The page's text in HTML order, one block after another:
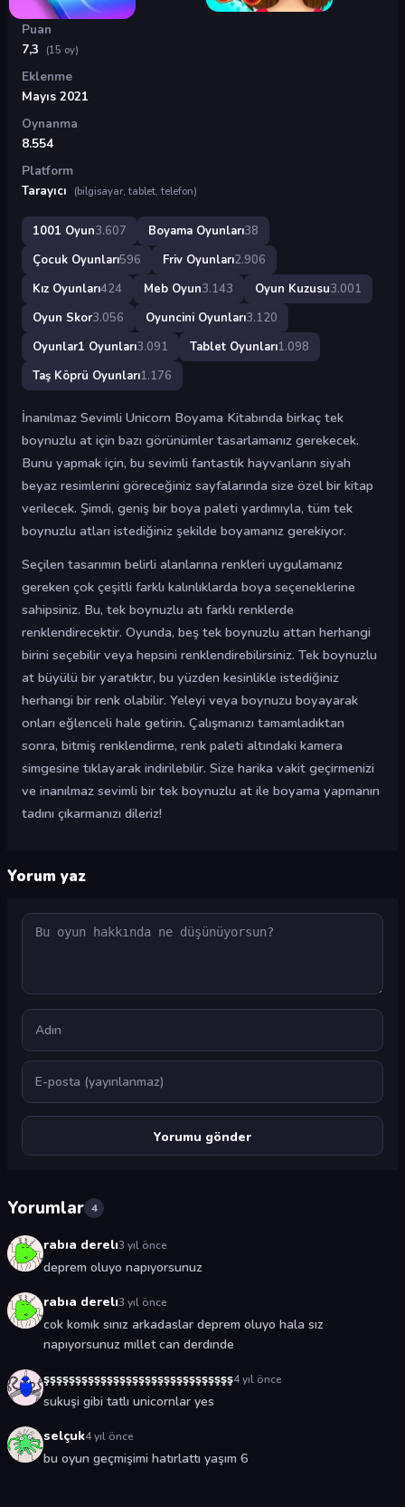
Puan
7,3
(15 oy)
Eklenme
Mayıs 2021
Oynanma
8.554
Platform
Tarayıcı
(bilgisayar, tablet, telefon)
1001 Oyun3.607 Boyama Oyunları38
Çocuk Oyunları596 Friv Oyunları2.906
Kız Oyunları424 Meb Oyun3.143 Oyun Kuzusu3.001
Oyun Skor3.056 Oyuncini Oyunları3.120
Oyunlar1 Oyunları3.091 Tablet Oyunları1.098
Taş Köprü Oyunları1.176
İnanılmaz Sevimli Unicorn Boyama Kitabında birkaç tek
boynuzlu at için bazı görünümler tasarlamanız gerekecek.
Bunu yapmak için, bu sevimli fantastik hayvanların siyah
beyaz resimlerini göreceğiniz sayfalarında size özel bir kitap
verilecek. Şimdi, geniş bir boya paleti yardımıyla, tüm tek
boynuzlu atları istediğiniz şekilde boyamanız gerekiyor.
Seçilen tasarımın belirli alanlarına renkleri uygulamanız
gereken çok çeşitli farklı kalınlıklarda boya seçeneklerine
sahipsiniz. Bu, tek boynuzlu atı farklı renklerde
renklendirecektir. Oyunda, beş tek boynuzlu attan herhangi
birini seçebilir veya hepsini renklendirebilirsiniz. Tek boynuzlu
at büyülü bir yaratıktır, bu yüzden kesinlikle istediğiniz
herhangi bir renk olabilir. Yeleyi veya boynuzu boyayarak
onları eğlenceli hale getirin. Çalışmanızı tamamladıktan
sonra, bitmiş renklendirme, renk paleti altındaki kamera
simgesine tıklayarak indirilebilir. Size harika vakit geçirmenizi
ve inanılmaz sevimli bir tek boynuzlu at ile boyama yapmanın
tadını çıkarmanızı dileriz!
Yorum yaz
Yorum
Ad
E-posta
Yorumlar 4
rabıa derelı3 yıl önce
deprem oluyo napıyorsunuz
rabıa derelı3 yıl önce
cok komık sınız arkadaslar deprem oluyo hala sız
napıyorsunuz mıllet can derdınde
şşşşşşşşşşşşşşşşşşşşşşşşşşşşşş4 yıl önce
sukuşi gibi tatlı unicornlar yes
selçuk4 yıl önce
bu oyun geçmişimi hatırlattı yaşım 6